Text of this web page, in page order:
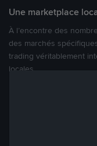
Une marketplace
À l’encontre des
des marchés
trading véritablement
locales.
Modes de paiement
monde, Binance P2P